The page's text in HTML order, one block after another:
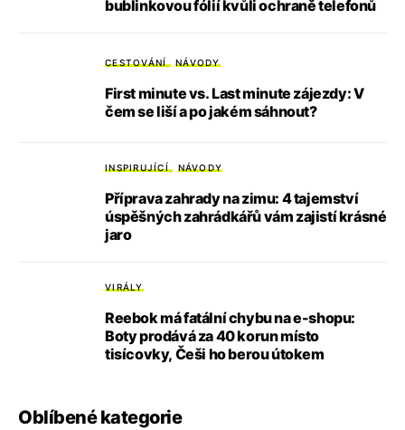
bublinkovou fólií kvůli ochraně telefonů
CESTOVÁNÍ NÁVODY
First minute vs. Last minute zájezdy: V
čem se liší a po jakém sáhnout?
INSPIRUJÍCÍ NÁVODY
Příprava zahrady na zimu: 4 tajemství
úspěšných zahrádkářů vám zajistí krásné
jaro
VIRÁLY
Reebok má fatální chybu na e-shopu:
Boty prodává za 40 korun místo
tisícovky, Češi ho berou útokem
Oblíbené kategorie